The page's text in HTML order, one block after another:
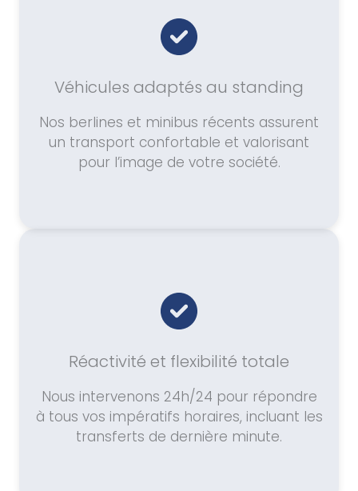
Véhicules adaptés au standing
Nos berlines et minibus récents assurent
un transport confortable et valorisant
pour l’image de votre société.
Réactivité et flexibilité totale
Nous intervenons 24h/24 pour répondre
à tous vos impératifs horaires, incluant les
transferts de dernière minute.